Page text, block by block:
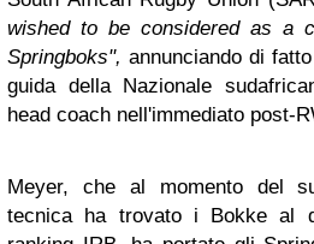
wished to be considered as a
Springboks",annunciando di
guida della Nazionale
head coach nell'immediato post-
Meyer, che al momento del
tecnica ha trovato i Bokke al